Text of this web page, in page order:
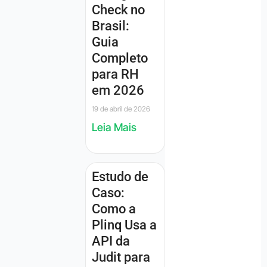
Check no
Brasil:
Guia
Completo
para RH
em 2026
19 de abril de 2026
Leia Mais
Estudo de
Caso:
Como a
Plinq Usa a
API da
Judit para